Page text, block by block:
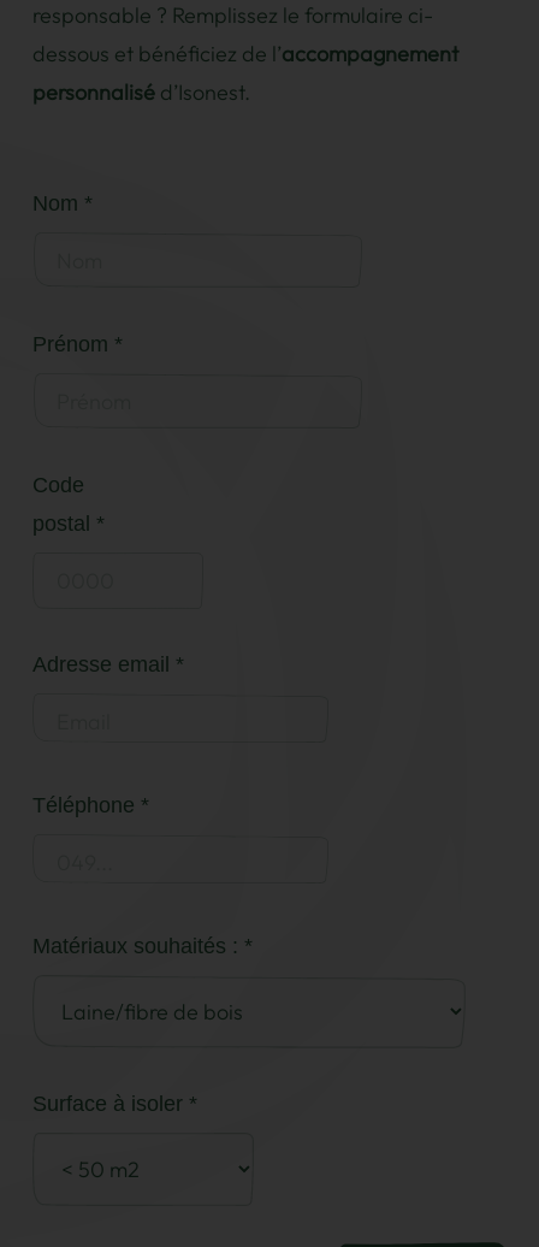
responsable ? Remplissez le formulaire ci-
dessous et bénéficiez de l’accompagnement
personnaliséd’Isonest.
Nom *
Prénom *
Code
postal *
Adresse email *
Téléphone *
Matériaux souhaités : *
Surface à isoler *